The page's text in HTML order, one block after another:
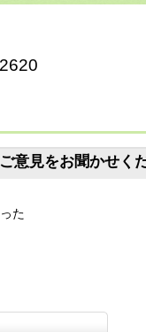
意見をお聞かせく
た